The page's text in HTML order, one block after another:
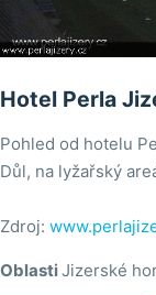
Hotel Perla
Pohled od hotelu
Důl, na lyžařský
Zdroj:
OblastiJizerské